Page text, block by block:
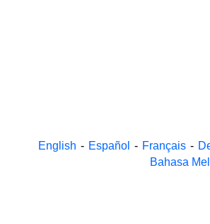
English - Español - Français -
Bahasa